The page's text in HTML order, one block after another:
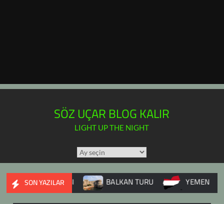
SÖZ UÇAR BLOG KALIR
LIGHT UP THE NIGHT
TÜM
YAZILAR
TAKVİMİ
SON YAZILAR
İÇ SAVAŞI BALKAN TURU YEMEN